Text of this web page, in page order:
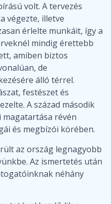
volt. A tervezés
végezte, illetve
érlelte munkáit, így a
mindig érettebb
amiben biztos
de
álló térrel.
festészet és
A század második
révén
és megbízói körében.
az ország legnagyobb
Az ismertetés után
néhány